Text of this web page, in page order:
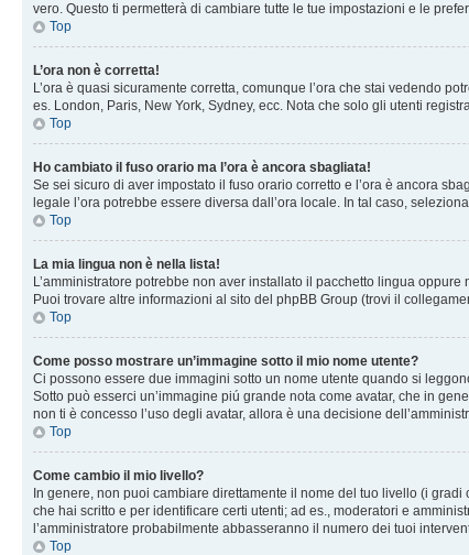
vero. Questo ti permetterà di cambiare tutte le tue impostazioni e le
Top
L’ora non è corretta!
L’ora è quasi sicuramente corretta, comunque l’ora che stai vedendo
es. London, Paris, New York, Sydney, ecc. Nota che solo gli utenti
Top
Ho cambiato il fuso orario ma l’ora è ancora sbagliata!
Se sei sicuro di aver impostato il fuso orario corretto e l’ora è ancora
legale l’ora potrebbe essere diversa dall’ora locale. In tal caso,
Top
La mia lingua non è nella lista!
L’amministratore potrebbe non aver installato il pacchetto lingua
Puoi trovare altre informazioni al sito del phpBB Group (trovi il
Top
Come posso mostrare un’immagine sotto il mio nome utente?
Ci possono essere due immagini sotto un nome utente quando si
Sotto può esserci un’immagine piú grande nota come avatar, che in
non ti è concesso l’uso degli avatar, allora è una decisione
Top
Come cambio il mio livello?
In genere, non puoi cambiare direttamente il nome del tuo livello (i
che hai scritto e per identificare certi utenti; ad es., moderatori e
l’amministratore probabilmente abbasseranno il numero dei tuoi
Top